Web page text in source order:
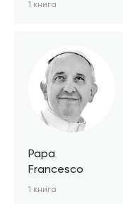
1 книга
Papa
Francesco
1 книга